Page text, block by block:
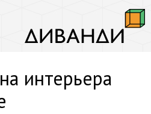
интерьера